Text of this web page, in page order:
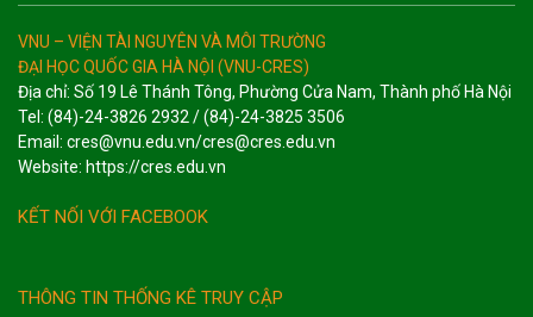
VNU – VIỆN TÀI NGUYÊN VÀ MÔI TRƯỜNG
ĐẠI HỌC QUỐC GIA HÀ NỘI (VNU-CRES)
Địa chỉ: Số 19 Lê Thánh Tông, Phường Cửa Nam, Thành phố Hà Nội
Tel: (84)-24-3826 2932 / (84)-24-3825 3506
Email: cres@vnu.edu.vn/cres@cres.edu.vn
Website: https://cres.edu.vn
KẾT NỐI VỚI FACEBOOK
THÔNG TIN THỐNG KÊ TRUY CẬP